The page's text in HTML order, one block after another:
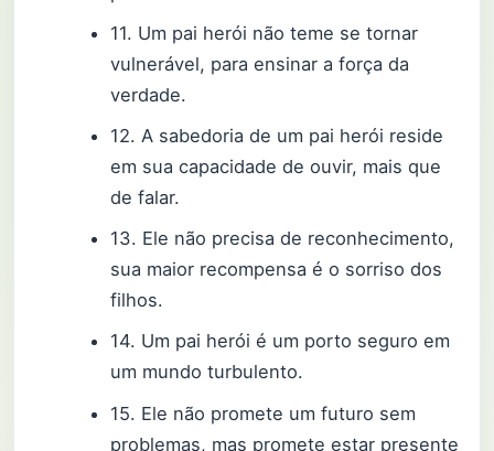
11. Um pai herói não teme se tornar
vulnerável, para ensinar a força da
verdade.
12. A sabedoria de um pai herói reside
em sua capacidade de ouvir, mais que
de falar.
13. Ele não precisa de reconhecimento,
sua maior recompensa é o sorriso dos
filhos.
14. Um pai herói é um porto seguro em
um mundo turbulento.
15. Ele não promete um futuro sem
problemas, mas promete estar presente